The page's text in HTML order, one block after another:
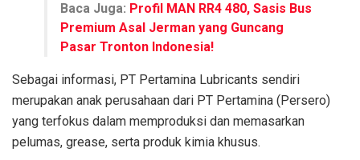
Baca Juga: Profil MAN RR4 480, Sasis Bus
Premium Asal Jerman yang Guncang
Pasar Tronton Indonesia!
Sebagai informasi, PT Pertamina Lubricants sendiri
merupakan anak perusahaan dari PT Pertamina (Persero)
yang terfokus dalam memproduksi dan memasarkan
pelumas, grease, serta produk kimia khusus.